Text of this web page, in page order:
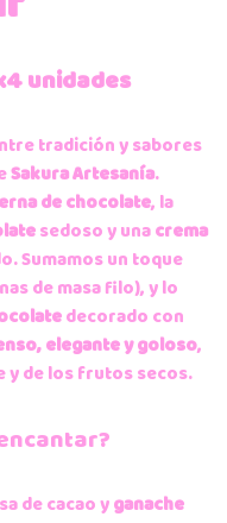
unidades
tradición y sabores
Sakura Artesanía.
de chocolate, la
sedoso y unacrema
Sumamos un toque
de masa filo), y lo
decorado con
elegante y goloso,
y de los frutos secos.
de cacao yganache